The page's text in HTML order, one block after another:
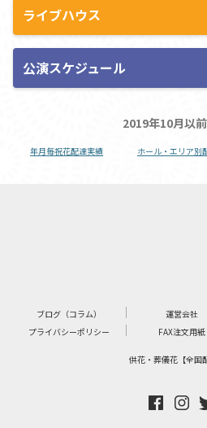
ライブハウス
公演スケジュール
2019年10月以
年月毎祝花配達実績 ホール・エリア別
ブログ（コラム） 運営会社
プライバシーポリシー
FAX注文用紙
供花・葬儀花【全国